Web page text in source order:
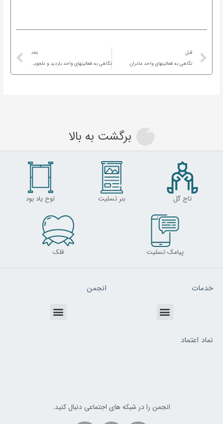
Prev
قبل
نگاهی به فعالیتهای واحد مادران
بعد
نگاهی به فعالیتهای واحد بازدید و دلجویی از خانوارها
برگشت به بالا
تاج گل بنر تسلیت لوح یاد بود
پیامک تسلیت قلک
خدمات
Menu
انجمن
Menu
نماد اعتماد
انجمن را در شبکه های اجتماعی دنبال کنید.